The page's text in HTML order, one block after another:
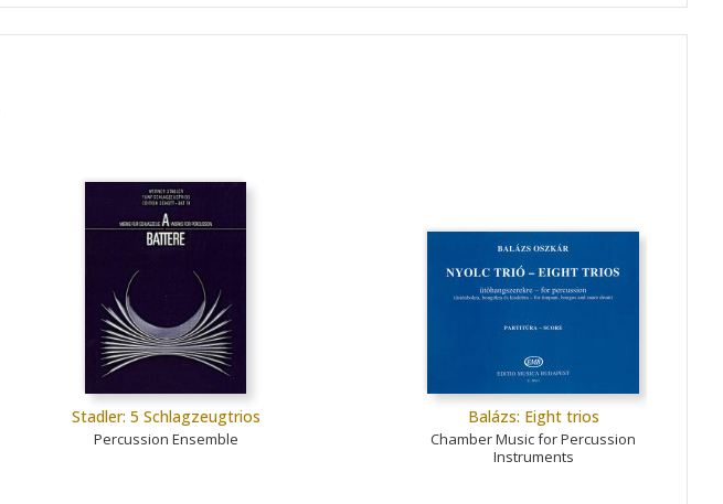
Stadler: 5 Schlagzeugtrios
Percussion Ensemble
Balázs: Eight trios
Chamber Music for Percussion
Instruments